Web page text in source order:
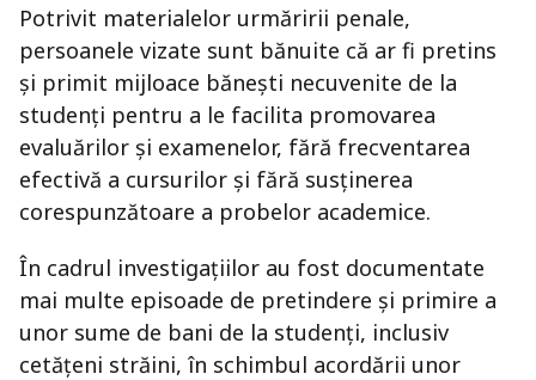
Potrivit materialelor urmăririi penale,
persoanele vizate sunt bănuite că ar fi pretins
și primit mijloace bănești necuvenite de la
studenți pentru a le facilita promovarea
evaluărilor și examenelor, fără frecventarea
efectivă a cursurilor și fără susținerea
corespunzătoare a probelor academice.
În cadrul investigațiilor au fost documentate
mai multe episoade de pretindere și primire a
unor sume de bani de la studenți, inclusiv
cetățeni străini, în schimbul acordării unor